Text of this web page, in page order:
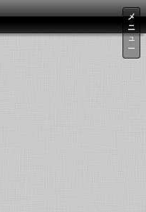
メ
ニ
ュ
ー